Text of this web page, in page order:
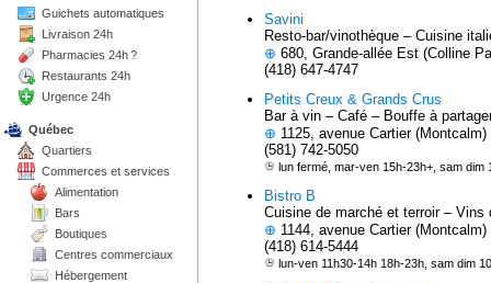
Savini
Resto-bar/vinothèque – Cuisine
⊕ 680, Grande-allée Est (Colline
(418) 647-4747
Petits Creux & Grands Crus
Bar à vin – Café – Bouffe à
⊕ 1125, avenue Cartier (Montcalm)
(581) 742-5050
lun fermé, mar-ven 15h-23h+, sam dim
Bistro B
Cuisine de marché et terroir –
⊕ 1144, avenue Cartier (Montcalm)
(418) 614-5444
lun-ven 11h30-14h 18h-23h, sam dim
Guichets automatiques
Livraison 24h
Pharmacies 24h ?
Restaurants 24h
Urgence 24h
Québec
Quartiers
Commerces et services
Alimentation
Bars
Boutiques
Centres commerciaux
Hébergement